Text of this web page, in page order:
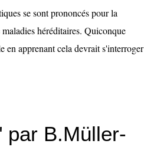
se sont prononcés pour la
héréditaires. Quiconque
en apprenant cela devrait s'interroger
par B.Müller-